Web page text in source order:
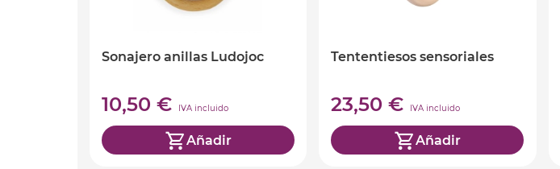
Sonajero anillas Ludojoc
10,50 € IVA incluido
Añadir
Tententiesos sensoriales
23,50 € IVA incluido
Añadir